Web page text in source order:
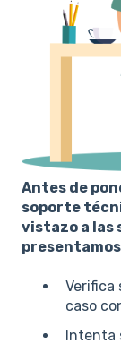
Antes de
soporte
vistazo a las
Verifica
caso
Intenta